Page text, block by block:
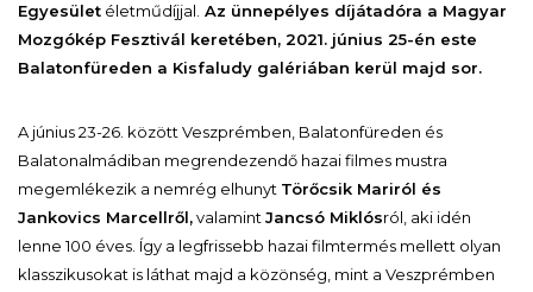
Egyesület életműdíjjal. Az ünnepélyes díjátadóra a Magyar
Mozgókép Fesztivál keretében, 2021. június 25-én este
Balatonfüreden a Kisfaludy galériában kerül majd sor.
A június 23-26. között Veszprémben, Balatonfüreden és
Balatonalmádiban megrendezendő hazai filmes mustra
megemlékezik a nemrég elhunyt Törőcsik Mariról és
Jankovics Marcellről,valamint Jancsó Miklósról, aki idén
lenne 100 éves. Így a legfrissebb hazai filmtermés mellett olyan
klasszikusokat is láthat majd a közönség, mint a Veszprémben